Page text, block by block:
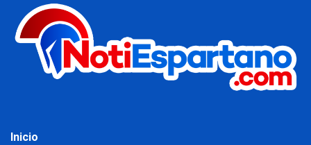
Inicio